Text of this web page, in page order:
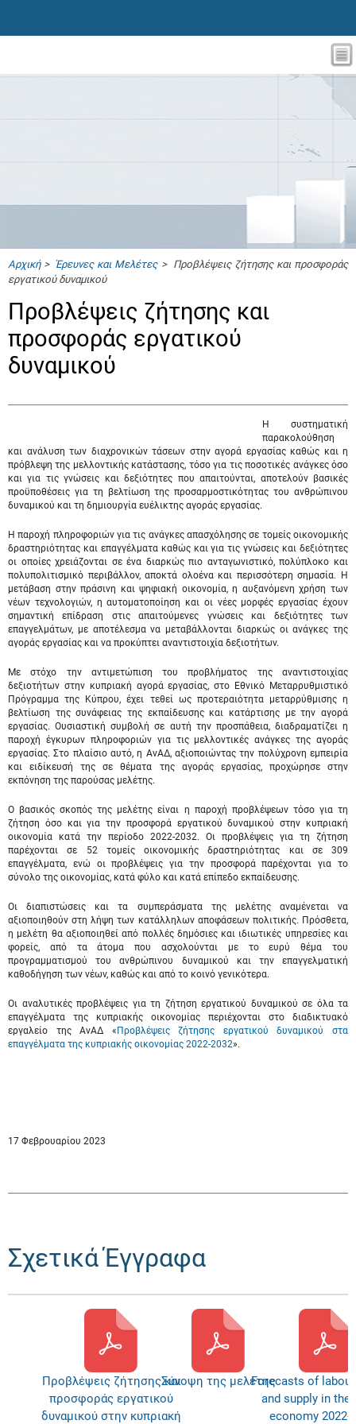
Αρχική>Έρευνες και Μελέτες> Προβλέψεις ζήτησης και προσφοράς
εργατικού δυναμικού
Προβλέψεις ζήτησης και
προσφοράς εργατικού
δυναμικού
Η συστηματική
παρακολούθηση
και ανάλυση των διαχρονικών τάσεων στην αγορά εργασίας καθώς και η
πρόβλεψη της μελλοντικής κατάστασης, τόσο για τις ποσοτικές ανάγκες όσο
και για τις γνώσεις και δεξιότητες που απαιτούνται, αποτελούν βασικές
προϋποθέσεις για τη βελτίωση της προσαρμοστικότητας του ανθρώπινου
δυναμικού και τη δημιουργία ευέλικτης αγοράς εργασίας.
Η παροχή πληροφοριών για τις ανάγκες απασχόλησης σε τομείς οικονομικής
δραστηριότητας και επαγγέλματα καθώς και για τις γνώσεις και δεξιότητες
οι οποίες χρειάζονται σε ένα διαρκώς πιο ανταγωνιστικό, πολύπλοκο και
πολυπολιτισμικό περιβάλλον, αποκτά ολοένα και περισσότερη σημασία. Η
μετάβαση στην πράσινη και ψηφιακή οικονομία, η αυξανόμενη χρήση των
νέων τεχνολογιών, η αυτοματοποίηση και οι νέες μορφές εργασίας έχουν
σημαντική επίδραση στις απαιτούμενες γνώσεις και δεξιότητες των
επαγγελμάτων, με αποτέλεσμα να μεταβάλλονται διαρκώς οι ανάγκες της
αγοράς εργασίας και να προκύπτει αναντιστοιχία δεξιοτήτων.
Με στόχο την αντιμετώπιση του προβλήματος της αναντιστοιχίας
δεξιοτήτων στην κυπριακή αγορά εργασίας, στο Εθνικό Μεταρρυθμιστικό
Πρόγραμμα της Κύπρου, έχει τεθεί ως προτεραιότητα μεταρρύθμισης η
βελτίωση της συνάφειας της εκπαίδευσης και κατάρτισης με την αγορά
εργασίας. Ουσιαστική συμβολή σε αυτή την προσπάθεια, διαδραματίζει η
παροχή έγκυρων πληροφοριών για τις μελλοντικές ανάγκες της αγοράς
εργασίας. Στο πλαίσιο αυτό, η ΑνΑΔ, αξιοποιώντας την πολύχρονη εμπειρία
και ειδίκευσή της σε θέματα της αγοράς εργασίας, προχώρησε στην
εκπόνηση της παρούσας μελέτης.
Ο βασικός σκοπός της μελέτης είναι η παροχή προβλέψεων τόσο για τη
ζήτηση όσο και για την προσφορά εργατικού δυναμικού στην κυπριακή
οικονομία κατά την περίοδο 2022-2032. Οι προβλέψεις για τη ζήτηση
παρέχονται σε 52 τομείς οικονομικής δραστηριότητας και σε 309
επαγγέλματα, ενώ οι προβλέψεις για την προσφορά παρέχονται για το
σύνολο της οικονομίας, κατά φύλο και κατά επίπεδο εκπαίδευσης.
Οι διαπιστώσεις και τα συμπεράσματα της μελέτης αναμένεται να
αξιοποιηθούν στη λήψη των κατάλληλων αποφάσεων πολιτικής. Πρόσθετα,
η μελέτη θα αξιοποιηθεί από πολλές δημόσιες και ιδιωτικές υπηρεσίες και
φορείς, από τα άτομα που ασχολούνται με το ευρύ θέμα του
προγραμματισμού του ανθρώπινου δυναμικού και την επαγγελματική
καθοδήγηση των νέων, καθώς και από το κοινό γενικότερα.
Οι αναλυτικές προβλέψεις για τη ζήτηση εργατικού δυναμικού σε όλα τα
επαγγέλματα της κυπριακής οικονομίας περιέχονται στο διαδικτυακό
εργαλείο της ΑνΑΔ « Προβλέψεις ζήτησης εργατικού δυναμικού στα
επαγγέλματα της κυπριακής οικονομίας 2022-2032».
17 Φεβρουαρίου 2023
Σχετικά Έγγραφα
Προβλέψεις ζήτησης και
προσφοράς εργατικού
δυναμικού στην κυπριακή
Σύνοψη της μελέτηςForecasts of
and supply in the
economy 2022-